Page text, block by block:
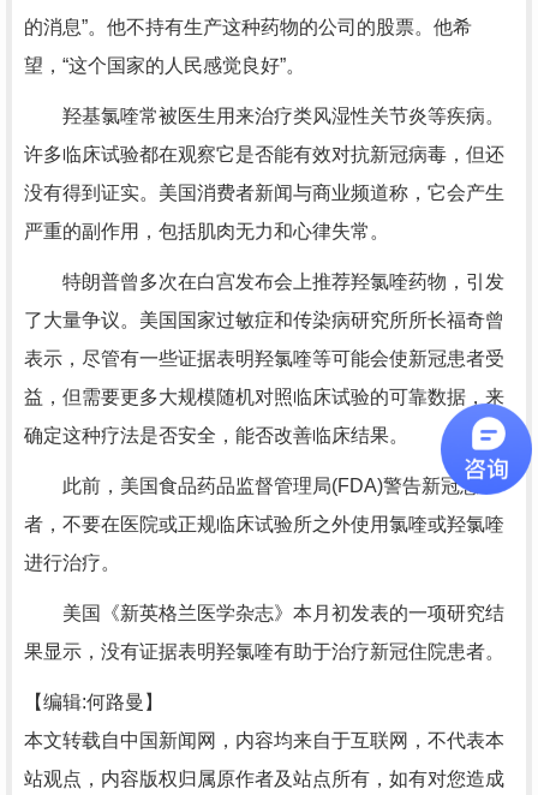
的消息”。他不持有生产这种药物的公司的股票。他希
望，“这个国家的人民感觉良好”。
羟基氯喹常被医生用来治疗类风湿性关节炎等疾病。
许多临床试验都在观察它是否能有效对抗新冠病毒，但还
没有得到证实。美国消费者新闻与商业频道称，它会产生
严重的副作用，包括肌肉无力和心律失常。
特朗普曾多次在白宫发布会上推荐羟氯喹药物，引发
了大量争议。美国国家过敏症和传染病研究所所长福奇曾
表示，尽管有一些证据表明羟氯喹等可能会使新冠患者受
益，但需要更多大规模随机对照临床试验的可靠数据，来
确定这种疗法是否安全，能否改善临床结果。
此前，美国食品药品监督管理局(FDA)警告新冠患
者，不要在医院或正规临床试验所之外使用氯喹或羟氯喹
进行治疗。
美国《新英格兰医学杂志》本月初发表的一项研究结
果显示，没有证据表明羟氯喹有助于治疗新冠住院患者。
【编辑:何路曼】
本文转载自中国新闻网，内容均来自于互联网，不代表本
站观点，内容版权归属原作者及站点所有，如有对您造成